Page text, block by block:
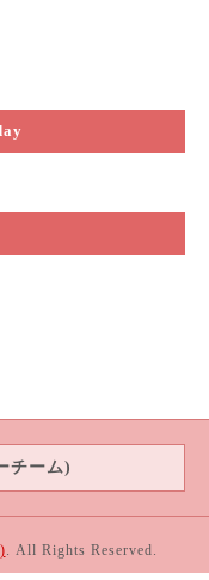
チーム)
. All Rights Reserved.